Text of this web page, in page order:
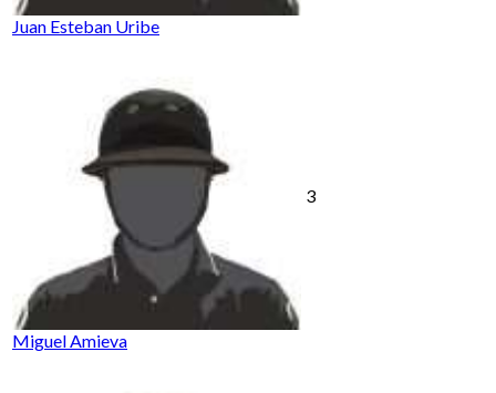
Juan Esteban Uribe
Miguel Amieva
3